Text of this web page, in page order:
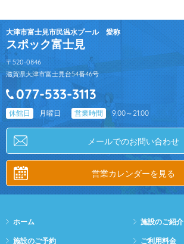
大津市富士見市民温水プール 愛称
スポック富士見
〒520-0846
滋賀県大津市富士見台54番46号
休館日 月曜日 営業時間 9:00～21:00
メールでのお問い合わせ
営業カレンダーを見る
ホーム 施設のご紹介
施設のご予約 ご利用料金